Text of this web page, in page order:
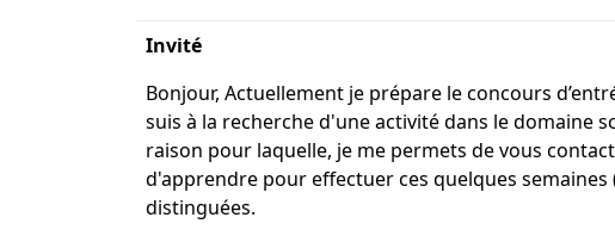
Invité
Bonjour, Actuellement je prépare le concours
suis à la recherche d'une activité dans le domaine
raison pour laquelle, je me permets de vous
d'apprendre pour effectuer ces quelques
distinguées.